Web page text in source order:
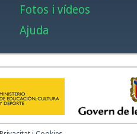
Fotos i vídeos
Ajuda